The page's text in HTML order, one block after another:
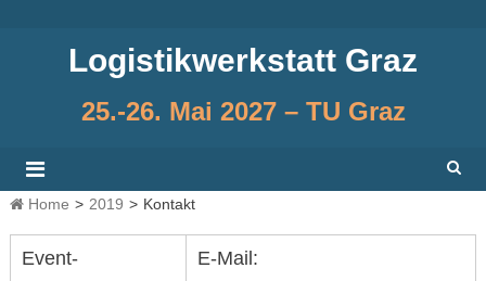
Logistikwerkstatt Graz
25.-26. Mai 2027 – TU Graz
Home > 2019 > Kontakt
Event-
E-Mail: